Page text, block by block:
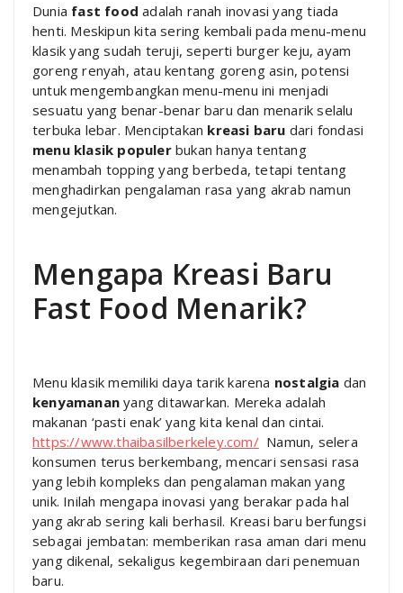
Dunia fast food adalah ranah inovasi yang tiada
henti. Meskipun kita sering kembali pada menu-menu
klasik yang sudah teruji, seperti burger keju, ayam
goreng renyah, atau kentang goreng asin, potensi
untuk mengembangkan menu-menu ini menjadi
sesuatu yang benar-benar baru dan menarik selalu
terbuka lebar. Menciptakan kreasi baru dari fondasi
menu klasik populerbukan hanya tentang
menambah topping yang berbeda, tetapi tentang
menghadirkan pengalaman rasa yang akrab namun
mengejutkan.
Mengapa Kreasi Baru
Fast Food Menarik?
Menu klasik memiliki daya tarik karena nostalgia dan
kenyamanan yang ditawarkan. Mereka adalah
makanan ‘pasti enak’ yang kita kenal dan cintai.
https://www.thaibasilberkeley.com/Namun, selera
konsumen terus berkembang, mencari sensasi rasa
yang lebih kompleks dan pengalaman makan yang
unik. Inilah mengapa inovasi yang berakar pada hal
yang akrab sering kali berhasil. Kreasi baru berfungsi
sebagai jembatan: memberikan rasa aman dari menu
yang dikenal, sekaligus kegembiraan dari penemuan
baru.